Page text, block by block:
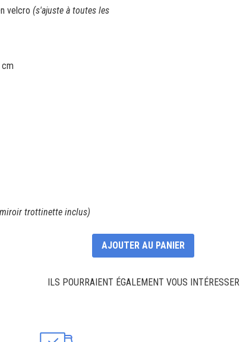
velcro (s'ajuste à toutes les
trottinette inclus)
AJOUTER AU PANIER
ILS POURRAIENT ÉGALEMENT VOUS INTÉRESSER